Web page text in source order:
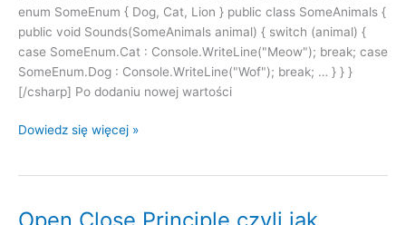
enum SomeEnum { Dog, Cat, Lion } public class SomeAnimals {
public void Sounds(SomeAnimals animal) { switch (animal) {
case SomeEnum.Cat : Console.WriteLine("Meow"); break; case
SomeEnum.Dog : Console.WriteLine("Wof"); break; … } } }
[/csharp] Po dodaniu nowej wartości
Klasyczne
Principle
Dowiedz się więcej »